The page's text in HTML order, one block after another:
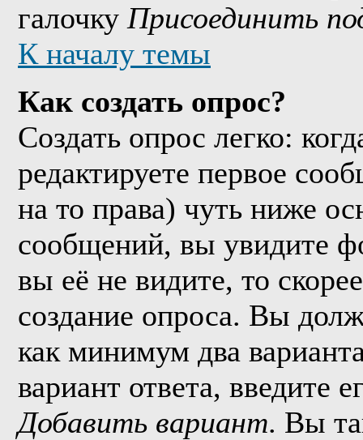
галочку Присоединить
К началу темы
Как создать опрос?
Создать опрос легко:
редактируете первое
на то права) чуть ниже
сообщений, вы увидите
вы её не видите, то
создание опроса. Вы
как минимум два
вариант ответа, введите
Добавить вариант. Вы